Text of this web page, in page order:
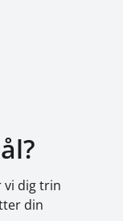
vi dig trin
din